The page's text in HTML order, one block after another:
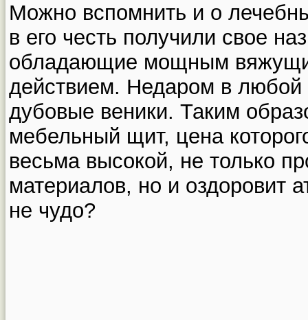
Можно вспомнить и о
в его честь получили свое
обладающие мощным
действием. Недаром в любой
дубовые веники. Таким
мебельный щит, цена
весьма высокой, не только
материалов, но и оздоровит
не чудо?